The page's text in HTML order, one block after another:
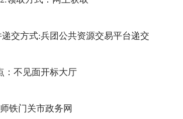
交方式:兵团公共资源交易平台递交
：不见面开标大厅
铁门关市政务网